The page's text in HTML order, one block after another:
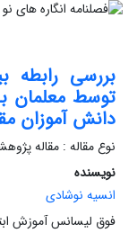
بررسی رابطه
توسط معلمان
دانش آموزان
نوع مقاله : مقاله
نویسنده
انسیه نوشادی
فوق لیسانس آموزش